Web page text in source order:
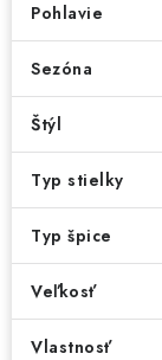
Pohlavie
Sezóna
Štýl
Typ stielky
Typ špice
Veľkosť
Vlastnosť